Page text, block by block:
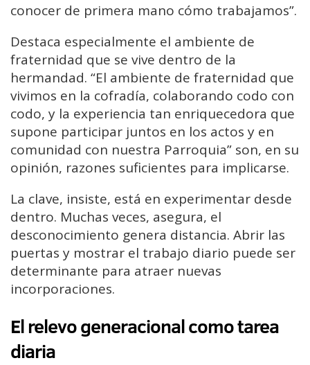
conocer de primera mano cómo trabajamos”.
Destaca especialmente el ambiente de
fraternidad que se vive dentro de la
hermandad. “El ambiente de fraternidad que
vivimos en la cofradía, colaborando codo con
codo, y la experiencia tan enriquecedora que
supone participar juntos en los actos y en
comunidad con nuestra Parroquia” son, en su
opinión, razones suficientes para implicarse.
La clave, insiste, está en experimentar desde
dentro. Muchas veces, asegura, el
desconocimiento genera distancia. Abrir las
puertas y mostrar el trabajo diario puede ser
determinante para atraer nuevas
incorporaciones.
El relevo generacional como tarea
diaria